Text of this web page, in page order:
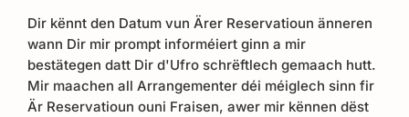
Dir kënnt den Datum vun Ärer Reservatioun änneren
wann Dir mir prompt informéiert ginn a mir
bestätegen datt Dir d'Ufro schrëftlech gemaach hutt.
Mir maachen all Arrangementer déi méiglech sinn fir
Är Reservatioun ouni Fraisen, awer mir kënnen dëst